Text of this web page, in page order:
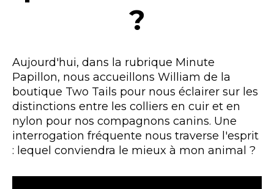
?
Aujourd'hui, dans la rubrique Minute
Papillon, nous accueillons William de la
boutique Two Tails pour nous éclairer sur les
distinctions entre les colliers en cuir et en
nylon pour nos compagnons canins. Une
interrogation fréquente nous traverse l'esprit
: lequel conviendra le mieux à mon animal ?